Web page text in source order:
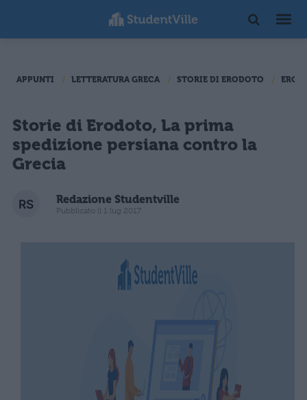
APPUNTI LETTERATURA GRECA STORIE DI ERODOTO
Storie di Erodoto, La prima
spedizione persiana contro la
Grecia
Redazione Studentville
Pubblicato il 1 lug 2017